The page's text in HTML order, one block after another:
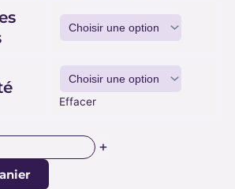
prix :
4.00 €
à
120.00
Effacer
+